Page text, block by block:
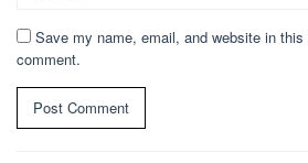
Save my name, email, and website in
comment.